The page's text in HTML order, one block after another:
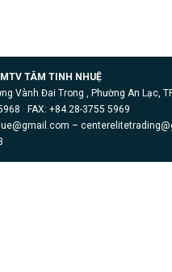
TÂM TINH NHUỆ
Vành Đai Trong , Phường An Lạc,
FAX: +84.28-3755 5969
–